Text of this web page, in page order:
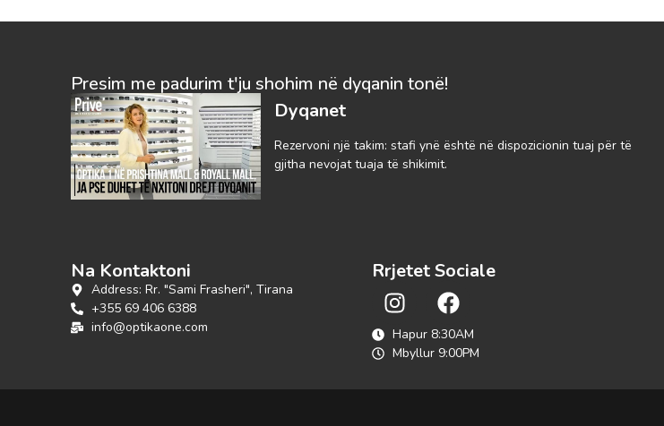
Presim me padurim t'ju shohim në dyqanin tonë!
Dyqanet
Rezervoni një takim: stafi ynë është në dispozicionin tuaj për të
gjitha nevojat tuaja të shikimit.
Na Kontaktoni
Address: Rr. "Sami Frasheri", Tirana
+355 69 406 6388
info@optikaone.com
Rrjetet Sociale
Hapur 8:30AM
Mbyllur 9:00PM